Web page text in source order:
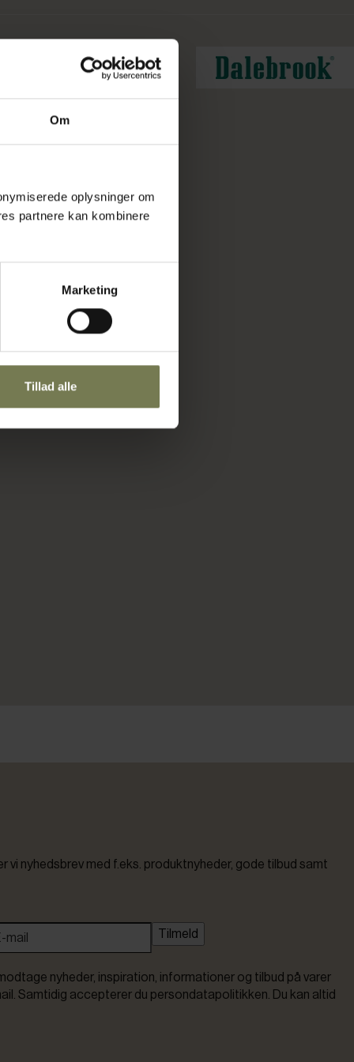
Om
oplysninger om
partnere kan kombinere
Marketing
Tillad alle
vi nyhedsbrev med f.eks. produktnyheder, gode tilbud samt
Tilmeld
nyheder, inspiration, informationer og tilbud på varer
Samtidig accepterer du persondatapolitikken. Du kan altid